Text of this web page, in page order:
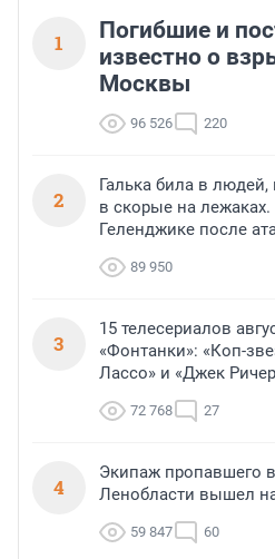
1
Погибшие и
известно о
Москвы
96 526 220
2
Галька била в людей,
в скорые на
Геленджике после
89 950
3
15 телесериалов
«Фонтанки»: «Коп-
Лассо» и «Джек
72 768 27
4
Экипаж пропавшего
Ленобласти вышел
59 847 60